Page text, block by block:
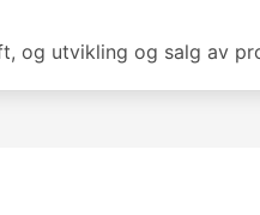
og utvikling og salg av